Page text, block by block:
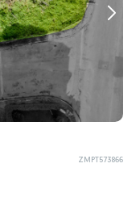
ZMPT573866